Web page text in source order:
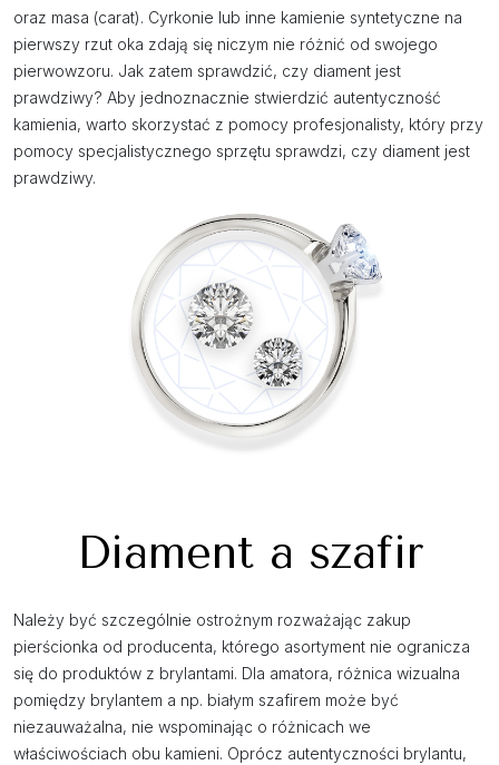
oraz masa (carat). Cyrkonie lub inne kamienie syntetyczne na
pierwszy rzut oka zdają się niczym nie różnić od swojego
pierwowzoru. Jak zatem sprawdzić, czy diament jest
prawdziwy? Aby jednoznacznie stwierdzić autentyczność
kamienia, warto skorzystać z pomocy profesjonalisty, który przy
pomocy specjalistycznego sprzętu sprawdzi, czy diament jest
prawdziwy.
Diament a szafir
Należy być szczególnie ostrożnym rozważając zakup
pierścionka od producenta, którego asortyment nie ogranicza
się do produktów z brylantami. Dla amatora, różnica wizualna
pomiędzy brylantem a np. białym szafirem może być
niezauważalna, nie wspominając o różnicach we
właściwościach obu kamieni. Oprócz autentyczności brylantu,